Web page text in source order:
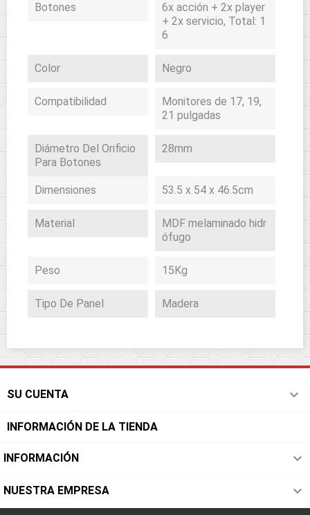
Botones
6x acción + 2x player
+ 2x servicio, Total: 1
6
Color Negro
Compatibilidad
Monitores de 17, 19,
21 pulgadas
Diámetro Del Orificio
Para Botones
28mm
Dimensiones 53.5 x 54 x 46.5cm
Material
MDF melaminado hidr
ófugo
Peso 15Kg
Tipo De Panel Madera
SU CUENTA 
INFORMACIÓN DE LA TIENDA
INFORMACIÓN 
NUESTRA EMPRESA 